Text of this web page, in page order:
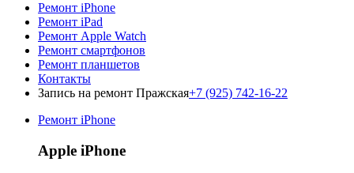
Ремонт iPhone
Ремонт iPad
Ремонт Apple Watch
Ремонт смартфонов
Ремонт планшетов
Контакты
Запись на ремонт Пражская+7 (925) 742-16-22
Ремонт iPhone
Apple iPhone